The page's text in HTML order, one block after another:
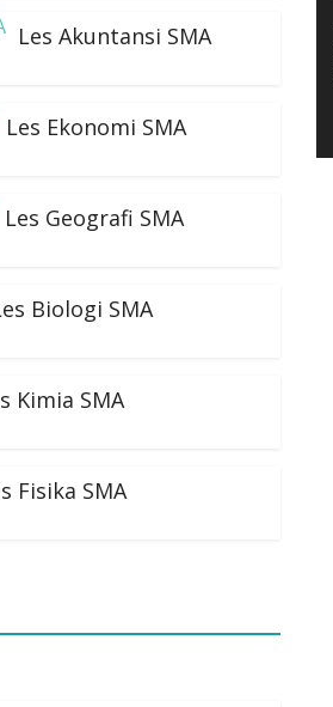
Les Akuntansi SMA
Les Ekonomi SMA
Les Geografi SMA
Biologi SMA
Kimia SMA
Fisika SMA